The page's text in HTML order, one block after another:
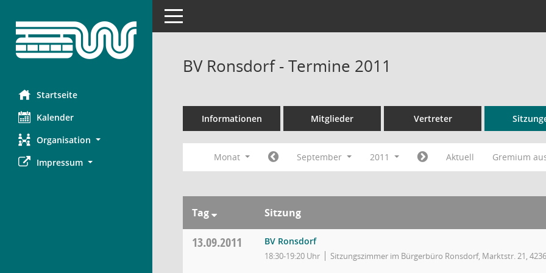
Startseite
Kalender
Organisation
Impressum
Toggle navigation
BV Ronsdorf - Termine 2011
Informationen Mitglieder Vertreter
Monat September 2011 Aktuell Gremium
Tag Sitzung
13.09.2011 BV Ronsdorf
18:30-19:20 Uhr Sitzungszimmer im Bürgerbüro Ronsdorf, Marktstr. 21,